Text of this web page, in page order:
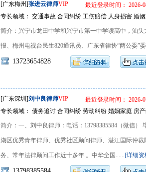
[广东梅州]张进云律师VIP
最近登录时间： 2026-
专长领域： 交通事故 合同纠纷 工伤赔偿 人身损害 婚
简介：兴宁市龙田中学和兴宁市第一中学读高中，汕
报、梅州电视台民生820通讯员、广东省律协“两公委”
13723654828
[广东深圳]刘中良律师VIP
最近登录时间： 2026-
专长领域： 债务追讨 合同纠纷 劳动纠纷 婚姻家庭 房
简介：一、刘中良律师：电话：13798385584（微信）
湖区优秀青年律师、优秀社区顾问律师、湛江国际仲
务、常年法律顾问工作近十多年.。中华全国......[详细资